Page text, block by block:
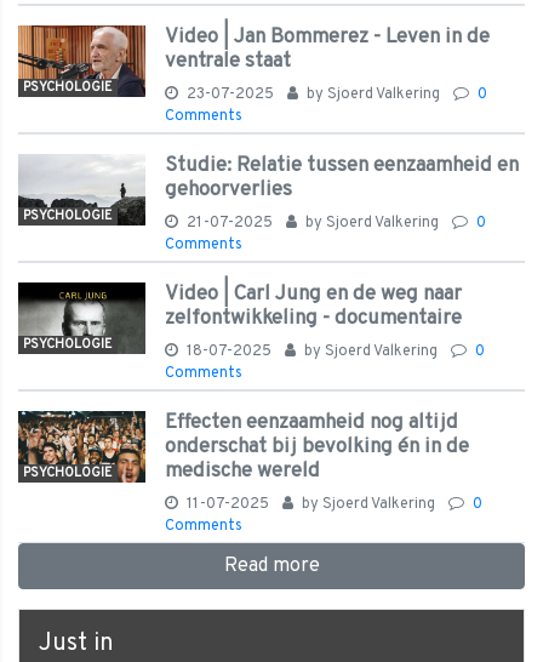
PSYCHOLOGIE
Video | Jan Bommerez - Leven in de
ventrale staat
23-07-2025 by Sjoerd Valkering
0
Comments
PSYCHOLOGIE
Studie: Relatie tussen eenzaamheid en
gehoorverlies
21-07-2025 by Sjoerd Valkering
0
Comments
PSYCHOLOGIE
Video | Carl Jung en de weg naar
zelfontwikkeling - documentaire
18-07-2025 by Sjoerd Valkering
0
Comments
PSYCHOLOGIE
Effecten eenzaamheid nog altijd
onderschat bij bevolking én in de
medische wereld
11-07-2025 by Sjoerd Valkering
0
Comments
Read more
Just in